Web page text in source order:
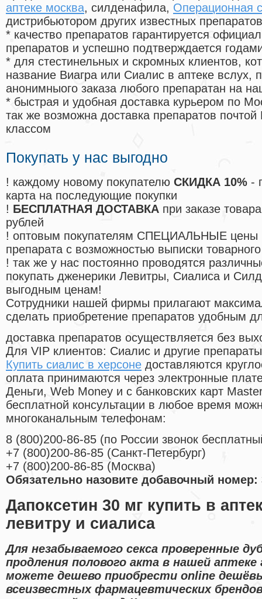
аптеке москва, силденафила, Операционная
дистрибьютором других известных препаратов
* качество препаратов гарантируется
препаратов и успешно подтверждается
* для стестинельных и скромных клиентов,
название Виагра или Сиалис в аптеке вслух,
анонимныого заказа любого препаратан на
* быстрая и удобная доставка курьером по
так же возможна доставка препаратов
классом
Покупать у нас выгодно
! каждому новому покупателю СКИДКА 10% -
карта на последующие покупки
! БЕСПЛАТНАЯ ДОСТАВКА при заказе
рублей
! оптовым покупателям СПЕЦИАЛЬНЫЕ цены
препарата с возможностью выписки
! так же у нас постоянно проводятся
покупать дженерики Левитры, Сиалиса и
выгодным ценам!
Cотрудники нашей фирмы прилагают
сделать приобретение препаратов удобным
доставка препаратов осуществляется без
Для VIP клиентов: Сиалис и другие
Купить сиалис в херсоне доставляются
оплата принимаются через электронные
Деньги, Web Money и с банковских карт
бесплатной консультации в любое время
многоканальным телефонам:
8 (800)200-86-85 (по России звонок
+7 (800)200-86-85 (Санкт-Петербург)
+7 (800)200-86-85 (Москва)
Обязательно назовите добавочный номер:
Дапоксетин 30 мг купить в
левитру и сиалиса
Для незабываемого секса проверенные
продления полового акта в нашей аптеке
можете дешево приобрести online
всеизвестных фармацевтических